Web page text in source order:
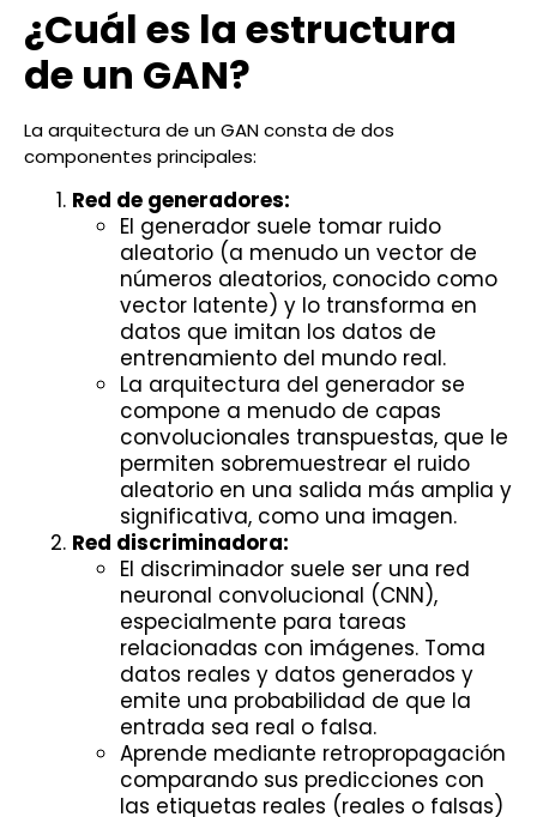
¿Cuál es la estructura
de un GAN?
La arquitectura de un GAN consta de dos
componentes principales:
Red de generadores:
El generador suele tomar ruido
aleatorio (a menudo un vector de
números aleatorios, conocido como
vector latente) y lo transforma en
datos que imitan los datos de
entrenamiento del mundo real.
La arquitectura del generador se
compone a menudo de capas
convolucionales transpuestas, que le
permiten sobremuestrear el ruido
aleatorio en una salida más amplia y
significativa, como una imagen.
Red discriminadora:
El discriminador suele ser una red
neuronal convolucional (CNN),
especialmente para tareas
relacionadas con imágenes. Toma
datos reales y datos generados y
emite una probabilidad de que la
entrada sea real o falsa.
Aprende mediante retropropagación
comparando sus predicciones con
las etiquetas reales (reales o falsas)